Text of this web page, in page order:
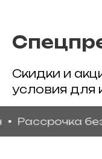
Скидки и
условия для
без